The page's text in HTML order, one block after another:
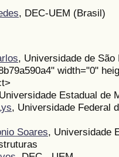
, DEC-UEM (Brasil)
, Universidade de
width="0"
Estadual de
, Universidade Federal
Soares, Universidade